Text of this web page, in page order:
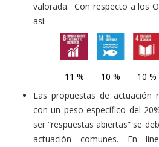
valorada. Con respecto a los
así:
11 % 10 % 10 %
Las propuestas de actuación
con un peso específico del
ser “respuestas abiertas” se
actuación comunes. En